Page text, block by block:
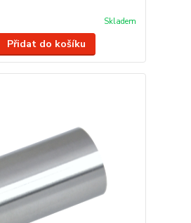
Skladem
Přidat do košíku